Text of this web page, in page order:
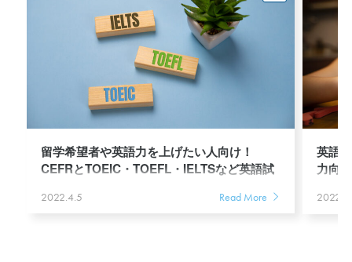
留学希望者や英語力を上げたい人向け！
CEFRとTOEIC・TOEFL・IELTSなど英語試
2022.4.5 Read More
英語
力向